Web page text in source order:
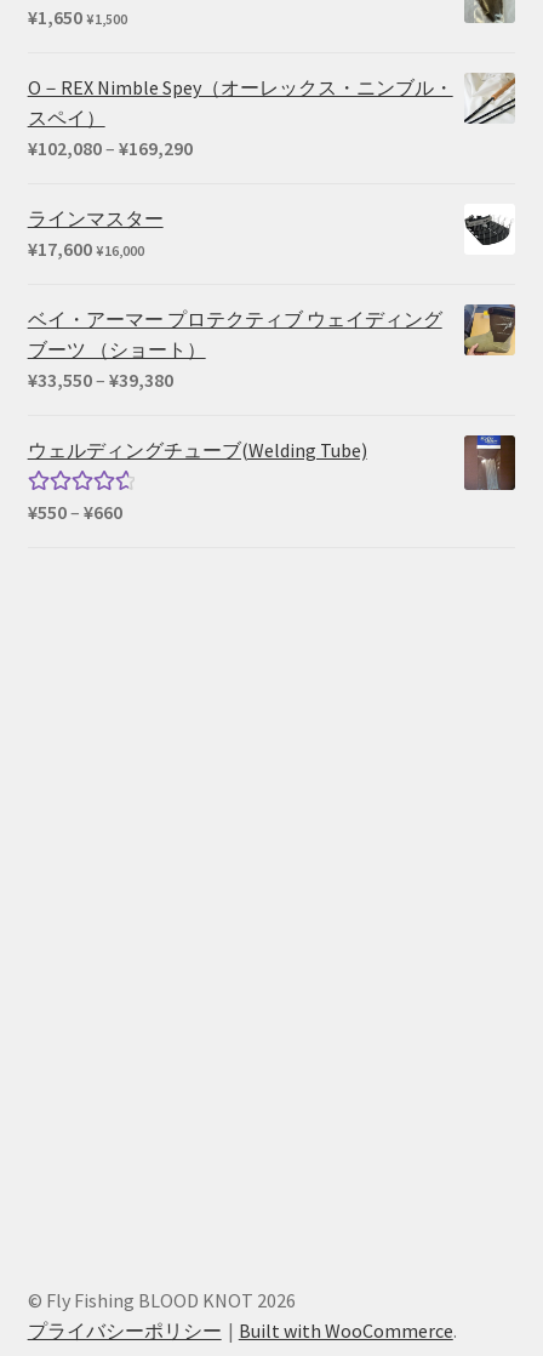
で
し
た。
¥54,450
す。
¥1,650 ¥1,500
O－REX Nimble Spey（オーレックス・ニンブル・
スペイ）
¥102,080– ¥169,290価
ラインマスター
¥17,600 ¥16,000
ベイ・アーマー プロテクティブ ウェイディング
ブーツ （ショート）
¥33,550– ¥39,380価
帯:
ウェルディングチューブ(Welding Tube)
5段階中
¥550– ¥660価
© Fly Fishing BLOOD KNOT 2026
プライバシーポリシー
Built with WooCommerce.